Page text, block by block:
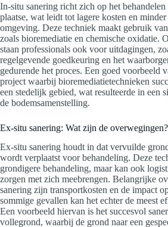
In-situ sanering richt zich op het
plaatse, wat leidt tot lagere kosten en
omgeving. Deze techniek maakt gebruik
zoals bioremediatie en chemische oxidatie.
staan professionals ook voor uitdagingen,
regelgevende goedkeuring en het
gedurende het proces. Een goed voorbeeld
project waarbij bioremediatietechnieken
een stedelijk gebied, wat resulteerde in een
de bodemsamenstelling.
Ex-situ sanering: Wat zijn de overwegingen?
Ex-situ sanering houdt in dat vervuilde
wordt verplaatst voor behandeling. Deze
grondigere behandeling, maar kan ook
zorgen met zich meebrengen. Belangrijke
sanering zijn transportkosten en de impact
sommige gevallen kan het echter de meest
Een voorbeeld hiervan is het succesvol
vollegrond, waarbij de grond naar een